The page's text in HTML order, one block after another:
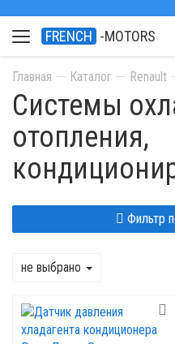
FRENCH -MOTORS
Главная Каталог Renault
Системы
отопления,
Фильтр
не выбрано